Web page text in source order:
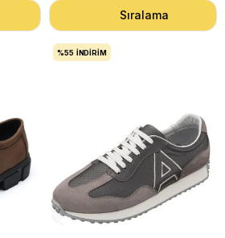
Sıralama
%55 İNDIRIM